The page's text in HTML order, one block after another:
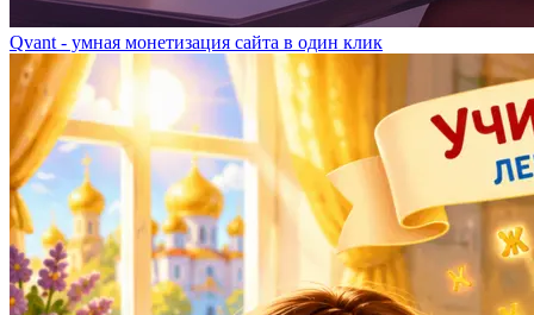
Qvant - умная монетизация сайта в один клик